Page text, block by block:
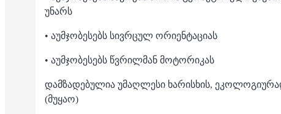
უნარს
• აუმჯობესებს სივრცულ ორიენტაციას
• აუმჯობესებს წვრილმან მოტორიკას
დამზადებულია უმაღლესი ხარისხის,
(მუყაო)